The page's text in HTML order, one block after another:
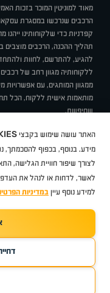
מאוד למוניטין המוכר בזכות
הרכבים שנרכשו במסגרת
קפדניות כדי שלקוחותינו
תהליך ההכנה, הרכבים מוצבים
להגיע, להתרשם, לחוות
ללקוחותיה מגוון רחב של
ממגוון המותגים, עם אפשרויות
מותאמות אישית ללקוח, הכל
שחיפשת.
תקנוןBUY BACKמבצעים
ניהול
סיטרואן אופלפיג'וMG
Geely
ב מ וולקסוסאאודיסקודהיונדאירנו
כל
האתר עושה שימוש בקבצי
מידע. בנוסף, בכפוף להסכמתך,
לצורך שיפור חוויית הגלישה,
לאשר, לדחות או לנהל את
למידע נוסף עיין במדיניות